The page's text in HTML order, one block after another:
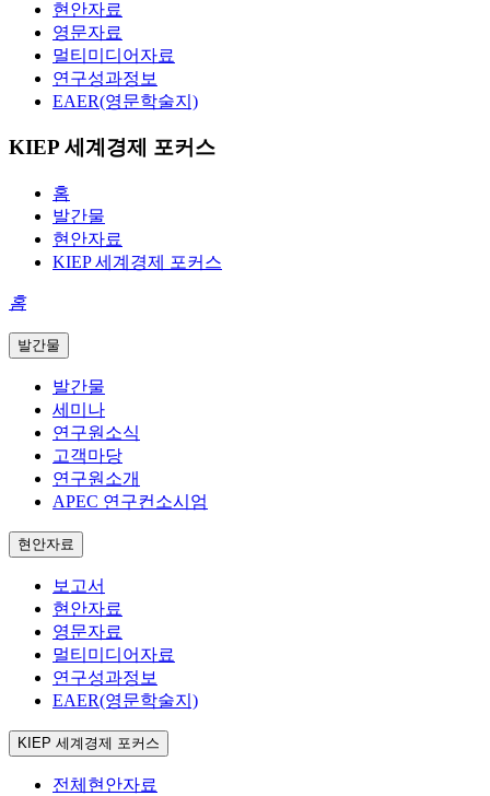
현안자료
영문자료
멀티미디어자료
연구성과정보
EAER(영문학술지)
KIEP 세계경제 포커스
홈
발간물
현안자료
KIEP 세계경제 포커스
홈
발간물
발간물
세미나
연구원소식
고객마당
연구원소개
APEC 연구컨소시엄
현안자료
보고서
현안자료
영문자료
멀티미디어자료
연구성과정보
EAER(영문학술지)
KIEP 세계경제 포커스
전체현안자료